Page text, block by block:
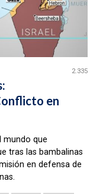
2.335
en
mundo que
tras las bambalinas
en defensa de